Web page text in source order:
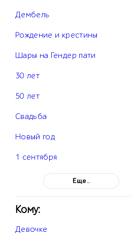
Дембель
Рождение и крестины
Шары на Гендер пати
30 лет
50 лет
Свадьба
Новый год
1 сентября
Еще..
Кому:
Девочке